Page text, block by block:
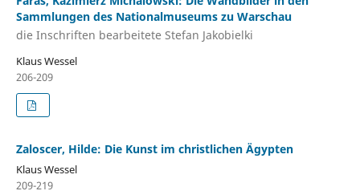
Sammlungen des Nationalmuseums zu Warschau
die Inschriften bearbeitete Stefan Jakobielki
Klaus Wessel
206-209
Zaloscer, Hilde: Die Kunst im christlichen Ägypten
Klaus Wessel
209-219